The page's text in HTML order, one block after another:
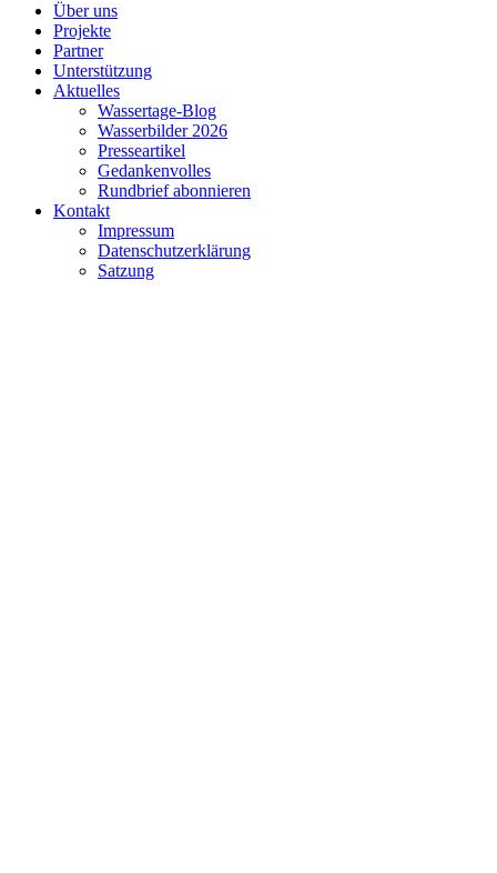
Über uns
Projekte
Partner
Unterstützung
Aktuelles
Wassertage-Blog
Wasserbilder 2026
Presseartikel
Gedankenvolles
Rundbrief abonnieren
Kontakt
Impressum
Datenschutzerklärung
Satzung